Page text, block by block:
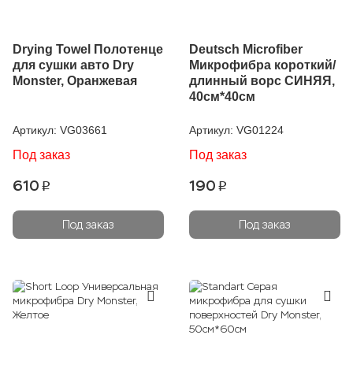
Drying Towel Полотенце
для сушки авто Dry
Monster, Оранжевая
Артикул: VG03661
Под заказ
610 p
Под заказ
Deutsch Microfiber
Микрофибра короткий/
длинный ворс СИНЯЯ,
40см*40см
Артикул: VG01224
Под заказ
190 p
Под заказ